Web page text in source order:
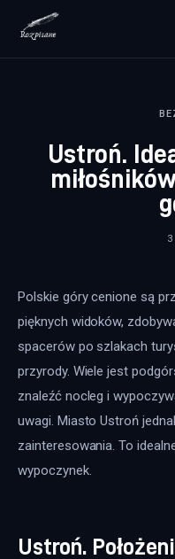
Zdrowie
Więcej
Ustroń.
3
Polskie góry cenione są
pięknych widoków,
spacerów po szlakach
przyrody. Wiele jest
znaleźć nocleg i
uwagi. Miasto Ustroń
zainteresowania. To
wypoczynek.
Ustroń.